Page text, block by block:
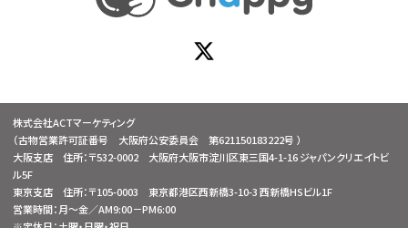
株式会社ACTマーケティング
（古物営業許可証番号 大阪府公安委員会 第621150183222号 ）
大阪支店 住所：〒532-0002 大阪府大阪市淀川区東三国4-1-16 ジャパンクリエイトビ
ル5F
東京支店 住所：〒105-0003 東京都港区西新橋3-10-3 西新橋HSビル1F
営業時間：月～金／AM9:00－PM6:00